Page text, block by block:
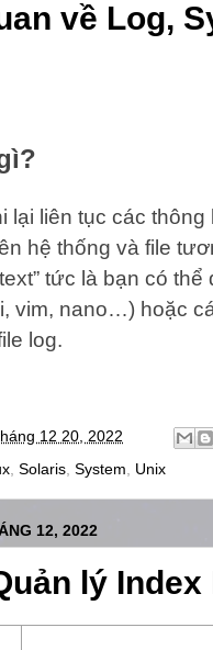
về Log,
lại liên tục các
hệ thống và file
tức là bạn có
vim, nano…) hoặc
log.
12 20, 2022
Solaris System Unix
12, 2022
lý